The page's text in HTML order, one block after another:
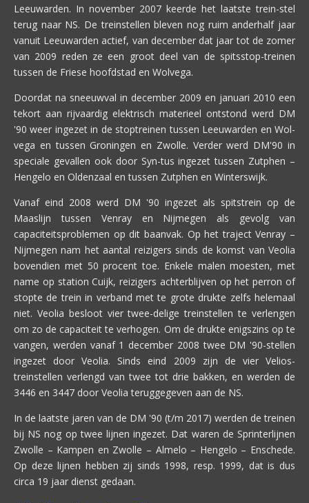
Leeuwarden. In november 2007 keerde het laatste trein-stel
terug naar NS. De treinstellen bleven nog ruim anderhalf jaar
vanuit Leeuwarden actief, van december dat jaar tot de zomer
van 2009 reden ze een groot deel van de spitsstop-treinen
tussen de Friese hoofdstad en Wolvega.
Doordat na sneeuwval in december 2009 en januari 2010 een
tekort aan rijvaardig elektrisch materieel ontstond werd DM
'90 weer ingezet in de stoptreinen tussen Leeuwarden en Wol-
vega en tussen Groningen en Zwolle. Verder werd DM'90 in
speciale gevallen ook door Syn-tus ingezet tussen Zutphen –
Hengelo en Oldenzaal en tussen Zutphen en Winterswijk.
Vanaf eind 2008 werd DM '90 ingezet als spitstrein op de
Maaslijn tussen Venray en Nijmegen als gevolg van
capaciteitsproblemen op dit baanvak. Op het traject Venray –
Nijmegen nam het aantal reizigers sinds de komst van Veolia
bovendien met 50 procent toe. Enkele malen moesten, met
name op station Cuijk, reizigers achterblijven op het perron of
stopte de trein in verband met te grote drukte zelfs helemaal
niet. Veolia besloot vier twee-delige treinstellen te verlengen
om zo de capaciteit te verhogen. Om de drukte enigszins op te
vangen, werden vanaf 1 december 2008 twee DM '90-stellen
ingezet door Veolia. Sinds eind 2009 zijn de vier Velios-
treinstellen verlengd van twee tot drie bakken, en werden de
3446 en 3447 door Veolia teruggegeven aan de NS.
In de laatste jaren van de DM '90 (t/m 2017) werden de treinen
bij NS nog op twee lijnen ingezet. Dat waren de Sprinterlijnen
Zwolle – Kampen en Zwolle – Almelo – Hengelo – Enschede.
Op deze lijnen hebben zij sinds 1998, resp. 1999, dat is dus
circa 19 jaar dienst gedaan.